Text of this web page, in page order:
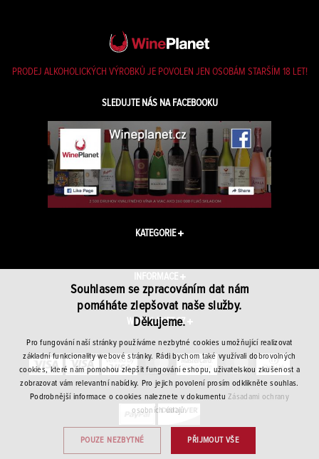
PRODEJ ALKOHOLICKÝCH VÝROBKŮ JE POVOLEN JEN OSOBÁM STARŠÍM 18 LET!
SLEDUJTE NÁS NA FACEBOOKU
KATEGORIE
INFORMACE
WINEPLANET.CZ
Souhlasem se zpracováním dat nám
pomáháte zlepšovat naše služby.
Děkujeme.
Pro fungování naší stránky používáme nezbytné cookies umožňující realizovat
základní funkcionality webové stránky. Rádi bychom také využívali dobrovolných
cookies, které nám pomohou zlepšit fungování eshopu, uživatelskou zkušenost a
zobrazovat vám relevantní nabídky. Pro jejich povolení prosím odklikněte souhlas.
Podrobnější informace o cookies naleznete v dokumentuZásadami ochrany
osobních údajů.
PŘIJMOUT VŠE
POUZE NEZBYTNÉ